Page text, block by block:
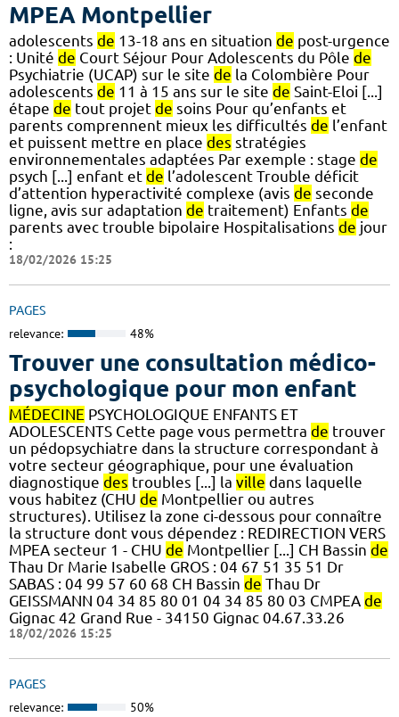
MPEA Montpellier
adolescents de 13-18 ans en situation de post-urgence
: Unité de Court Séjour Pour Adolescents du Pôle de
Psychiatrie (UCAP) sur le site de la Colombière Pour
adolescents de 11 à 15 ans sur le site de Saint-Eloi [...]
étape de tout projet de soins Pour qu’enfants et
parents comprennent mieux les difficultés de l’enfant
et puissent mettre en place des stratégies
environnementales adaptées Par exemple : stage de
psych [...] enfant et de l’adolescent Trouble déficit
d’attention hyperactivité complexe (avis de seconde
ligne, avis sur adaptation de traitement) Enfants de
parents avec trouble bipolaire Hospitalisations de jour
:
18/02/2026 15:25
PAGES
relevance: 48%
Trouver une consultation médico-
psychologique pour mon enfant
MÉDECINE PSYCHOLOGIQUE ENFANTS ET
ADOLESCENTS Cette page vous permettra de trouver
un pédopsychiatre dans la structure correspondant à
votre secteur géographique, pour une évaluation
diagnostique des troubles [...] la ville dans laquelle
vous habitez (CHU de Montpellier ou autres
structures). Utilisez la zone ci-dessous pour connaître
la structure dont vous dépendez : REDIRECTION VERS
MPEA secteur 1 - CHU de Montpellier [...] CH Bassin de
Thau Dr Marie Isabelle GROS : 04 67 51 35 51 Dr
SABAS : 04 99 57 60 68 CH Bassin de Thau Dr
GEISSMANN 04 34 85 80 01 04 34 85 80 03 CMPEA de
Gignac 42 Grand Rue - 34150 Gignac 04.67.33.26
18/02/2026 15:25
PAGES
relevance: 50%